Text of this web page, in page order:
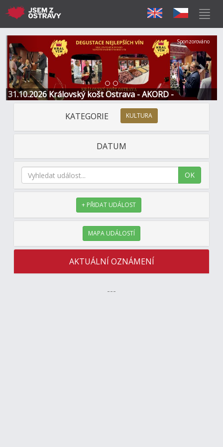
31.10.2026 Královský košt Ostrava - AKORD -
Restaurace a Hotel
Předchozí Další
Sponzorováno
KATEGORIE KULTURA
DATUM
OK
+ PŘIDAT UDÁLOST
MAPA UDÁLOSTÍ
AKTUÁLNÍ OZNÁMENÍ
---